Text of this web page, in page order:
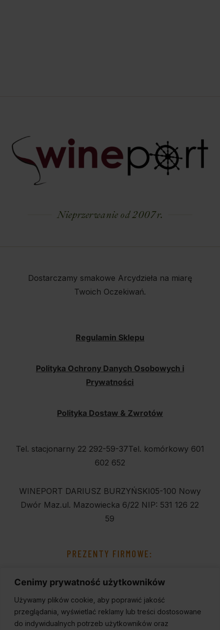
Cenimy prywatność użytkowników
Używamy plików cookie, aby poprawić jakość
przeglądania, wyświetlać reklamy lub treści dostosowane
do indywidualnych potrzeb użytkowników oraz
Nieprzerwanie od 2007 r.
Dostarczamy smakowe Arcydzieła na miarę
Twoich Oczekiwań.
Regulamin Sklepu
Polityka Ochrony Danych Osobowych i
Prywatności
Polityka Dostaw & Zwrotów
Tel. stacjonarny 22 292-59-37Tel. komórkowy 601
602 652
WINEPORT DARIUSZ BURZYŃSKI05-100 Nowy
Dwór Maz.ul. Mazowiecka 6/22 NIP: 531 126 22
59
PREZENTY FIRMOWE: